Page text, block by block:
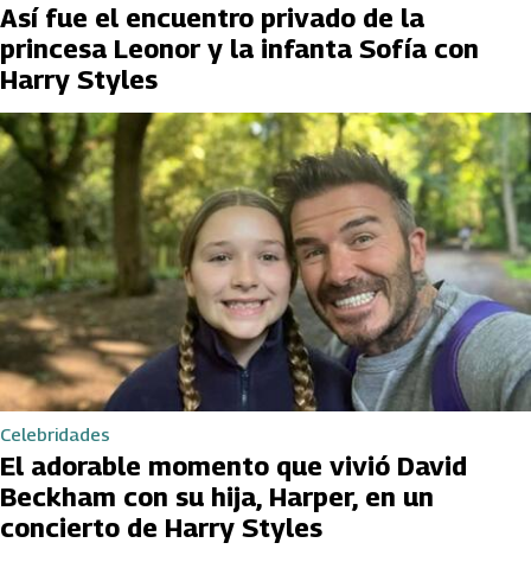
Así fue el encuentro privado de la
princesa Leonor y la infanta Sofía con
Harry Styles
Celebridades
El adorable momento que vivió David
Beckham con su hija, Harper, en un
concierto de Harry Styles